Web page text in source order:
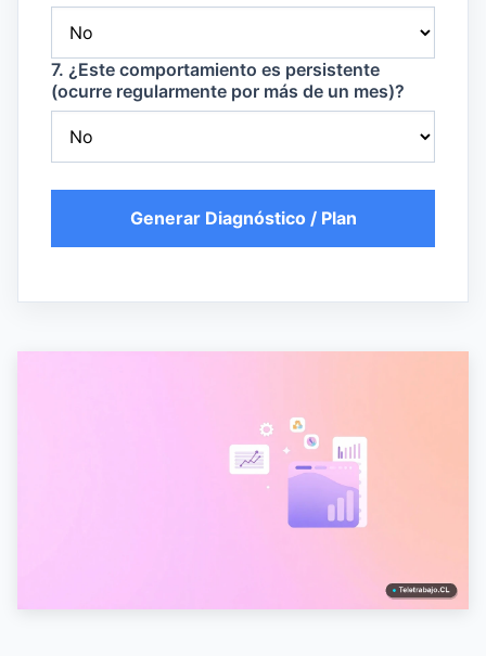
7. ¿Este comportamiento es persistente
(ocurre regularmente por más de un mes)?
Generar Diagnóstico / Plan